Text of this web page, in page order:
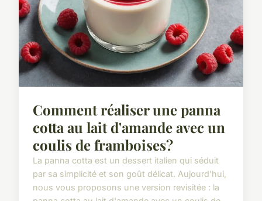
Comment réaliser une panna
cotta au lait d'amande avec un
coulis de framboises?
La panna cotta est un dessert italien qui séduit
par sa simplicité et son goût délicat. Aujourd'hui,
nous vous proposons une version revisitée : la